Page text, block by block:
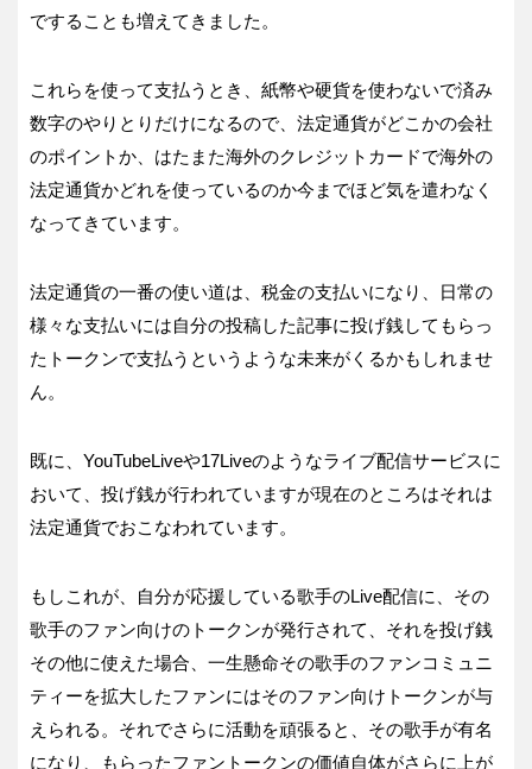
ですることも増えてきました。
これらを使って支払うとき、紙幣や硬貨を使わないで済み
数字のやりとりだけになるので、法定通貨がどこかの会社
のポイントか、はたまた海外のクレジットカードで海外の
法定通貨かどれを使っているのか今までほど気を遣わなく
なってきています。
法定通貨の一番の使い道は、税金の支払いになり、日常の
様々な支払いには自分の投稿した記事に投げ銭してもらっ
たトークンで支払うというような未来がくるかもしれませ
ん。
既に、YouTubeLiveや17Liveのようなライブ配信サービスに
おいて、投げ銭が行われていますが現在のところはそれは
法定通貨でおこなわれています。
もしこれが、自分が応援している歌手のLive配信に、その
歌手のファン向けのトークンが発行されて、それを投げ銭
その他に使えた場合、一生懸命その歌手のファンコミュニ
ティーを拡大したファンにはそのファン向けトークンが与
えられる。それでさらに活動を頑張ると、その歌手が有名
になり、もらったファントークンの価値自体がさらに上が